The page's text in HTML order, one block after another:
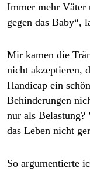
Immer mehr Väter
gegen das Baby“,
Mir kamen die
nicht akzeptieren,
Handicap ein
Behinderungen
nur als Belastung?
das Leben nicht
So argumentierte